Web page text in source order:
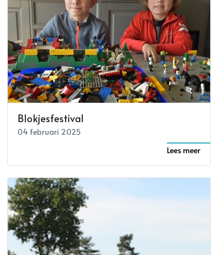
Blokjesfestival
04 februari 2025
Lees meer